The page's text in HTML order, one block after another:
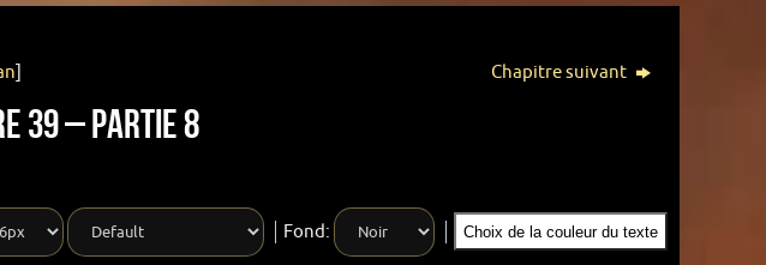
] Chapitre suivant
39 – Partie 8
Fond: Choix de la couleur du texte